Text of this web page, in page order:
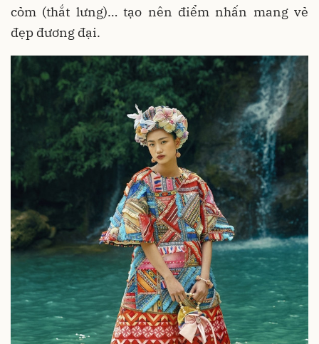
cỏm (thắt lưng)… tạo nên điểm nhấn mang vẻ
đẹp đương đại.